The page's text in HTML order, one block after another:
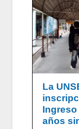
La
Ingreso
años